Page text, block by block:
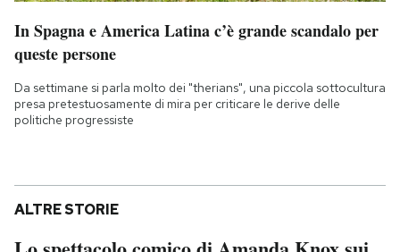
In Spagna e America Latina c’è grande scandalo per
queste persone
Da settimane si parla molto dei "therians", una piccola sottocultura
presa pretestuosamente di mira per criticare le derive delle
politiche progressiste
ALTRE STORIE